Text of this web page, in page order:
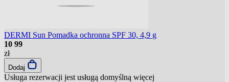
DERMI Sun Pomadka ochronna SPF 30, 4,9 g
10 99
zł
Dodaj
Usługa rezerwacji jest usługą domyślną więcej